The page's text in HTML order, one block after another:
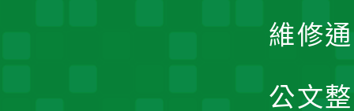
維修
公文